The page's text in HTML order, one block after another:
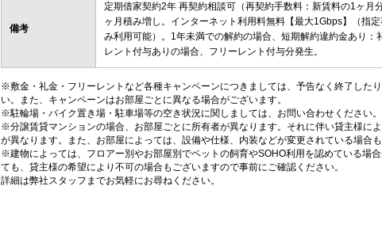
備考
定期借家契約2年 再契約相談可（再契約手数料：新賃料の1ヶ月
ヶ月積み増し。インターネット利用料無料【最大1Gbps】（指
み利用可能）。1年未満での解約の場合、短期解約違約金あり
レント付与ありの場合、フリーレント付与分発生。
※敷金・礼金・フリーレントなど各種キャンペーンにつきましては、予告なく終了した
い。また、キャンペーンはお部屋ごとに異なる場合がございます。
※駐輪場・バイク置き場・駐車場等の空き状況に関しましては、お問い合わせください。
※分譲賃貸マンションの場合、お部屋ごとに所有者が異なります。それに伴い貸主様に
が異なります。また、お部屋によっては、設備や仕様、内装などが変更されている場合も
※建物によっては、フロアー別やお部屋別でペットの飼育やSOHO利用を認めている場
ても、貸主様の希望により不可の場合もございますので事前にご確認ください。
詳細は弊社スタッフまでお気軽にお尋ねください。